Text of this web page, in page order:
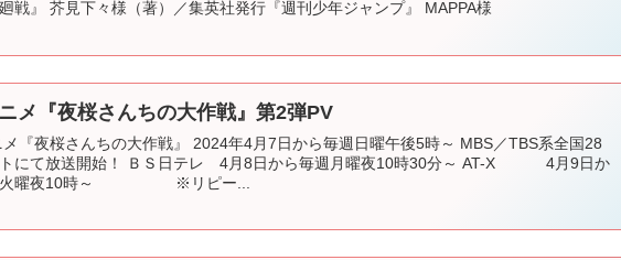
廻戦』 芥見下々様（著）／集英社発行『週刊少年ジャンプ』 MAPPA様
メ『夜桜さんちの大作戦』第2弾PV
『夜桜さんちの大作戦』 2024年4月7日から毎週日曜午後5時～ MBS／TBS系全国28
トにて放送開始！ ＢＳ日テレ 4月8日から毎週月曜夜10時30分～ AT-X 4月9日か
火曜夜10時～ ※リピー...